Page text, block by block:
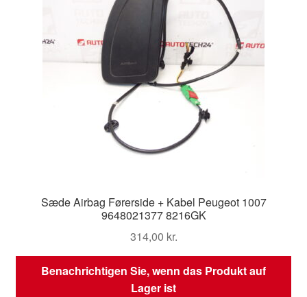
Sæde Airbag Førerside + Kabel Peugeot 1007
9648021377 8216GK
314,00 kr.
Benachrichtigen Sie, wenn das Produkt auf
Lager ist